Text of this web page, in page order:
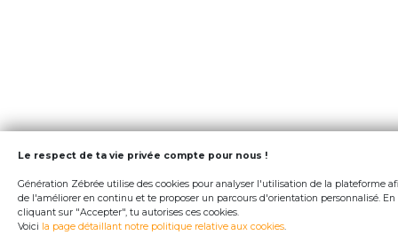
Le respect de ta vie privée compte pour nous !
Génération Zébrée utilise des cookies pour analyser l'utilisation de la plateforme
de l'améliorer en continu et te proposer un parcours d'orientation personnalisé. En
cliquant sur "Accepter", tu autorises ces cookies.
Voici la page détaillant notre politique relative aux cookies.